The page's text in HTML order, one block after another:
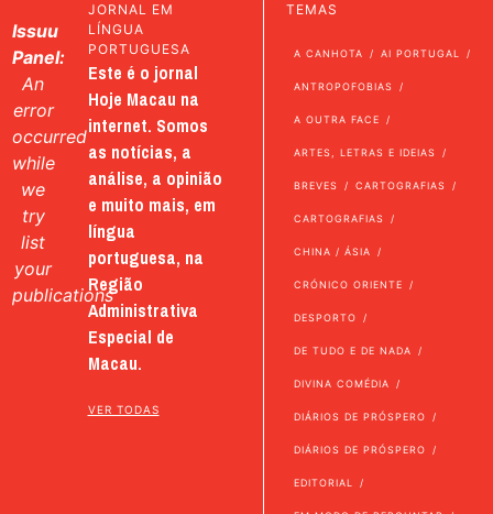
Issuu
Panel:
An
error
occurred
while
we
try
list
your
publications
JORNAL EM
LÍNGUA
PORTUGUESA
Este é o jornal
Hoje Macau na
internet. Somos
as notícias, a
análise, a opinião
e muito mais, em
língua
portuguesa, na
Região
Administrativa
Especial de
Macau.
VER TODAS
TEMAS
A CANHOTA AI PORTUGAL
ANTROPOFOBIAS
A OUTRA FACE
ARTES, LETRAS E IDEIAS
BREVES CARTOGRAFIAS
CARTOGRAFIAS
CHINA / ÁSIA
CRÓNICO ORIENTE
DESPORTO
DE TUDO E DE NADA
DIVINA COMÉDIA
DIÁRIOS DE PRÓSPERO
DIÁRIOS DE PRÓSPERO
EDITORIAL